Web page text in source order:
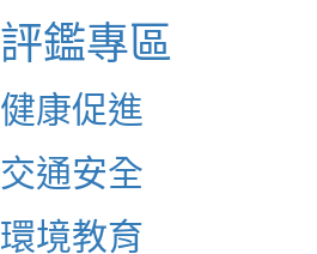
評鑑專區
健康促進
交通安全
環境教育